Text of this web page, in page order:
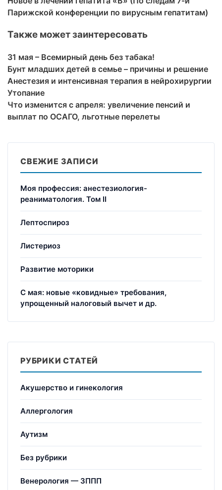
Парижской конференции по вирусным гепатитам)
Также может заинтересовать
31 мая – Всемирный день без табака!
Бунт младших детей в семье – причины и решение
Анестезия и интенсивная терапия в нейрохирургии
Утопание
Что изменится с апреля: увеличение пенсий и
выплат по ОСАГО, льготные перелеты
СВЕЖИЕ ЗАПИСИ
Моя профессия: анестезиология-
реаниматология. Том II
Лептоспироз
Листериоз
Развитие моторики
С мая: новые «ковидные» требования,
упрощенный налоговый вычет и др.
РУБРИКИ СТАТЕЙ
Акушерство и гинекология
Аллергология
Аутизм
Без рубрики
Венерология — ЗППП